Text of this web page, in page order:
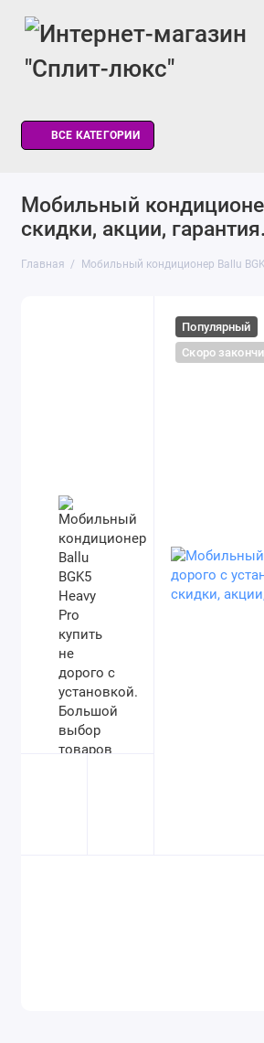
ВСЕ КАТЕГОРИИ
Мобильный
скидки, акции, гарантия.
Главная Мобильный кондиционер Ballu
Популярный
Скоро